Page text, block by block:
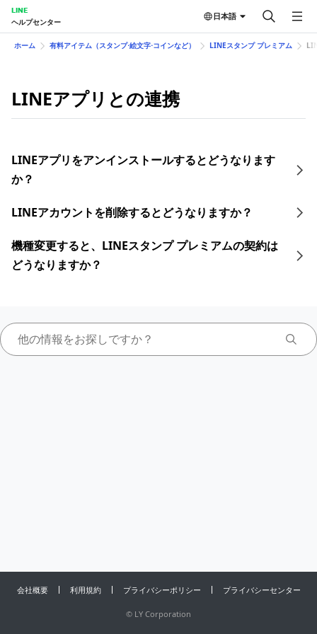
LINE
ヘルプセンター
日本語
ホーム 有料アイテム（スタンプ⋅絵文字⋅コインなど） LINEスタンプ プレミアム
LINEアプリとの連携
LINEアプリをアンインストールするとどうなります
か？
LINEアカウントを削除するとどうなりますか？
機種変更すると、LINEスタンプ プレミアムの契約は
どうなりますか？
会社概要 利用規約 プライバシーポリシー プライバシーセンター
© LY Corporation